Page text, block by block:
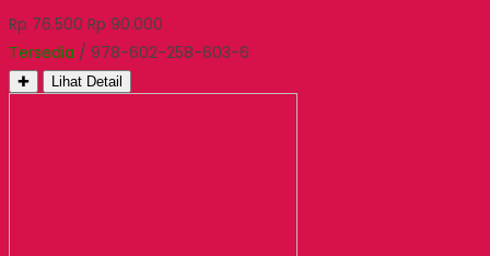
Rp 76.500 Rp 90.000
Tersedia / 978-602-258-603-6
✚ Lihat Detail